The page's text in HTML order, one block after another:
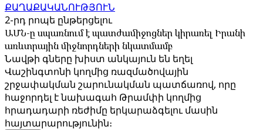
ՔԱՂԱՔԱԿԱՆՈՒԹՅՈՒՆ
2-րդ րոպե ընթերցելու
ԱՄՆ-ը սպառնում է պատժամիջոցներ կիրառել Իրանի
առևտրային միջնորդների նկատմամբ
Նավթի գները խիստ անկայուն են եղել
Վաշինգտոնի կողմից ռազմածովային
շրջափակման շարունակման պատճառով, որը
հաջորդել է նախագահ Թրամփի կողմից
հրադադարի ռեժիմը երկարաձգելու մասին
հայտարարությունին։